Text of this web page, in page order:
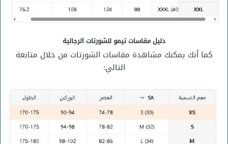
دليل مقاسات تيمو للشورتات الرجالية
كما أنك يمكنك مشاهدة مقاسات الشورتات من خلال متابعة
التالي: